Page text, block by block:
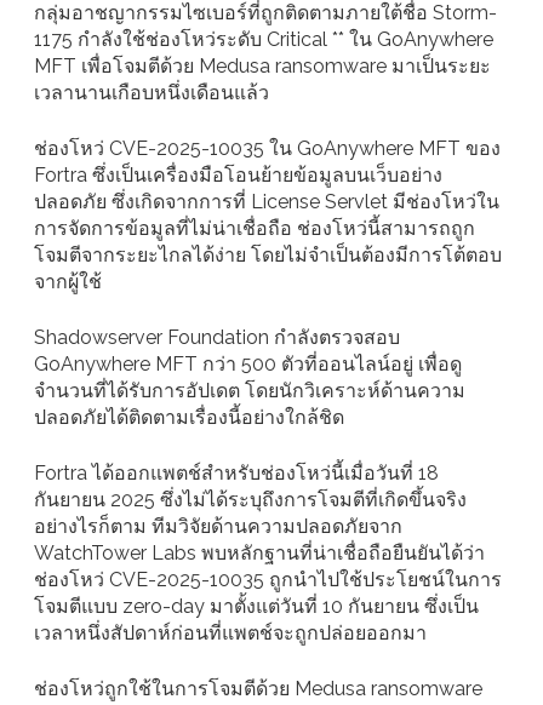
กลุ่มอาชญากรรมไซเบอร์ที่ถูกติดตามภายใต้ชื่อ Storm-
1175 กำลังใช้ช่องโหว่ระดับ Critical ** ใน GoAnywhere
MFT เพื่อโจมตีด้วย Medusa ransomware มาเป็นระยะ
เวลานานเกือบหนึ่งเดือนแล้ว
ช่องโหว่ CVE-2025-10035 ใน GoAnywhere MFT ของ
Fortra ซึ่งเป็นเครื่องมือโอนย้ายข้อมูลบนเว็บอย่าง
ปลอดภัย ซึ่งเกิดจากการที่ License Servlet มีช่องโหว่ใน
การจัดการข้อมูลที่ไม่น่าเชื่อถือ ช่องโหว่นี้สามารถถูก
โจมตีจากระยะไกลได้ง่าย โดยไม่จำเป็นต้องมีการโต้ตอบ
จากผู้ใช้
Shadowserver Foundation กำลังตรวจสอบ
GoAnywhere MFT กว่า 500 ตัวที่ออนไลน์อยู่ เพื่อดู
จำนวนที่ได้รับการอัปเดต โดยนักวิเคราะห์ด้านความ
ปลอดภัยได้ติดตามเรื่องนี้อย่างใกล้ชิด
Fortra ได้ออกแพตช์สำหรับช่องโหว่นี้เมื่อวันที่ 18
กันยายน 2025 ซึ่งไม่ได้ระบุถึงการโจมตีที่เกิดขึ้นจริง
อย่างไรก็ตาม ทีมวิจัยด้านความปลอดภัยจาก
WatchTower Labs พบหลักฐานที่น่าเชื่อถือยืนยันได้ว่า
ช่องโหว่ CVE-2025-10035 ถูกนำไปใช้ประโยชน์ในการ
โจมตีแบบ zero-day มาตั้งแต่วันที่ 10 กันยายน ซึ่งเป็น
เวลาหนึ่งสัปดาห์ก่อนที่แพตช์จะถูกปล่อยออกมา
ช่องโหว่ถูกใช้ในการโจมตีด้วย Medusa ransomware